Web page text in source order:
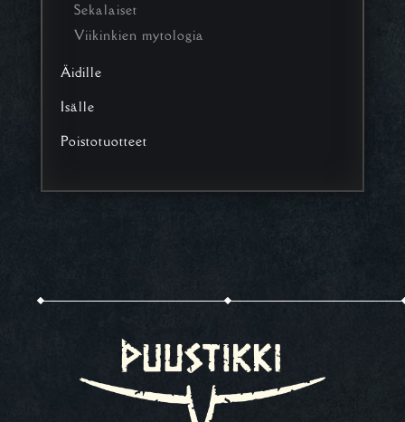
Sekalaiset
Viikinkien mytologia
Äidille
Isälle
Poistotuotteet